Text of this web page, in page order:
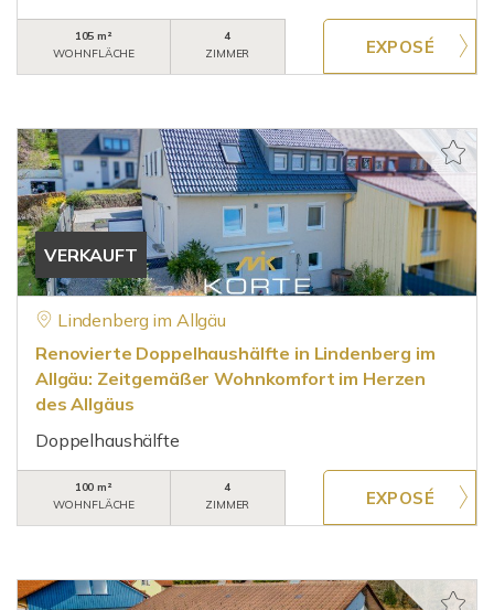
105 m²
WOHNFLÄCHE
4
ZIMMER
VERKAUFT
Lindenberg im Allgäu
Renovierte Doppelhaushälfte in Lindenberg im
Allgäu: Zeitgemäßer Wohnkomfort im Herzen
des Allgäus
Doppelhaushälfte
100 m²
WOHNFLÄCHE
4
ZIMMER